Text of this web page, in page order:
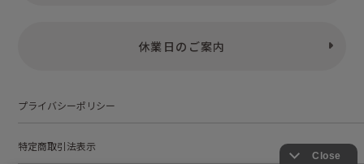
休業日のご案内
プライバシーポリシー
特定商取引法表示